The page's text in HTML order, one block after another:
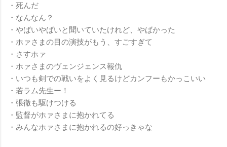
・死んだ
・なんなん？
・やばいやばいと聞いていたけれど、やばかった
・ホァさまの目の演技がもう、すごすぎて
・さすホァ
・ホァさまのヴェンジェンス報仇
・いつも剣での戦いをよく見るけどカンフーもかっこいい
・若ラム先生ー！
・張徹も駆けつける
・監督がホァさまに抱かれてる
・みんなホァさまに抱かれるの好っきゃな